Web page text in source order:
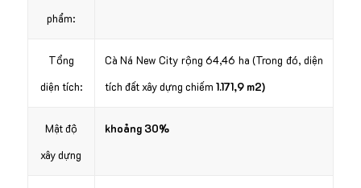
phẩm:
Tổng
diện tích:
Cà Ná New City rộng 64,46 ha (Trong đó, diện
tích đất xây dựng chiếm 1.171,9 m2)
Mật độ
xây dựng
khoảng 30%